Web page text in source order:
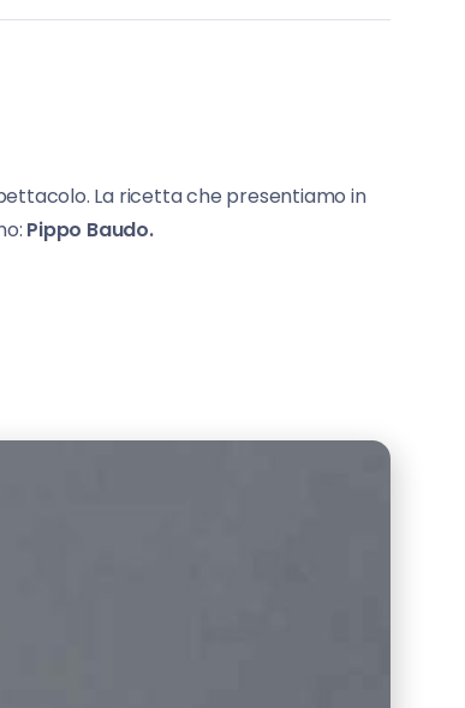
La ricetta che presentiamo in
Pippo Baudo.